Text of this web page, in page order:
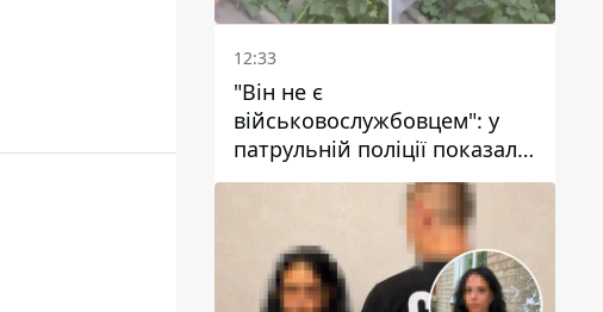
12:33
"Він не є
військовослужбовцем": у
патрульній поліції показали
відео конфлікту з чоловіком
без ноги на проспекті Поля